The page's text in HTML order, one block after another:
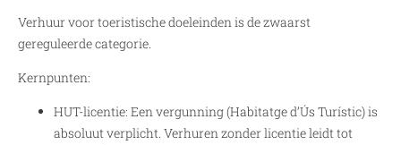
Verhuur voor toeristische doeleinden is de zwaarst
gereguleerde categorie.
Kernpunten:
HUT-licentie: Een vergunning (Habitatge d’Ús Turístic) is
absoluut verplicht. Verhuren zonder licentie leidt tot